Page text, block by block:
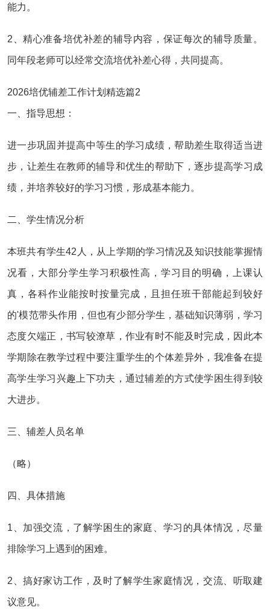
能力。
2、精心准备培优补差的辅导内容，保证每次的辅导质量。
同年段老师可以经常交流培优补差心得，共同提高。
2026培优辅差工作计划精选篇2
一、指导思想：
进一步巩固并提高中等生的学习成绩，帮助差生取得适当进
步，让差生在教师的辅导和优生的帮助下，逐步提高学习成
绩，并培养较好的学习习惯，形成基本能力。
二、学生情况分析
本班共有学生42人，从上学期的学习情况及知识技能掌握情
况看，大部分学生学习积极性高，学习目的明确，上课认
真，各科作业能按时按量完成，且担任班干部能起到较好
的'模范带头作用，但也有少部分学生，基础知识薄弱，学习
态度欠端正，书写较潦草，作业有时不能及时完成，因此本
学期除在教学过程中要注重学生的个体差异外，我准备在提
高学生学习兴趣上下功夫，通过辅差的方式使学困生得到较
大进步。
三、辅差人员名单
（略）
四、具体措施
1、加强交流，了解学困生的家庭、学习的具体情况，尽量
排除学习上遇到的困难。
2、搞好家访工作，及时了解学生家庭情况，交流、听取建
议意见。